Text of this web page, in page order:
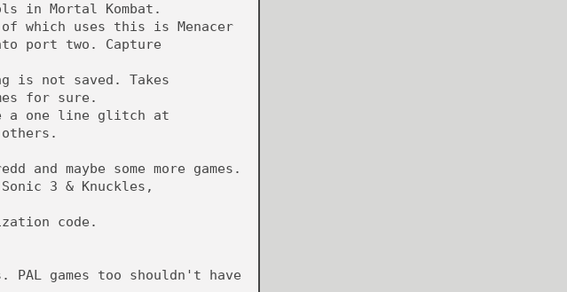
in Mortal Kombat.
which uses this is Menacer
port two. Capture
is not saved. Takes
for sure.
a one line glitch at
and maybe some more games.
3 & Knuckles,
code.
PAL games too shouldn't have